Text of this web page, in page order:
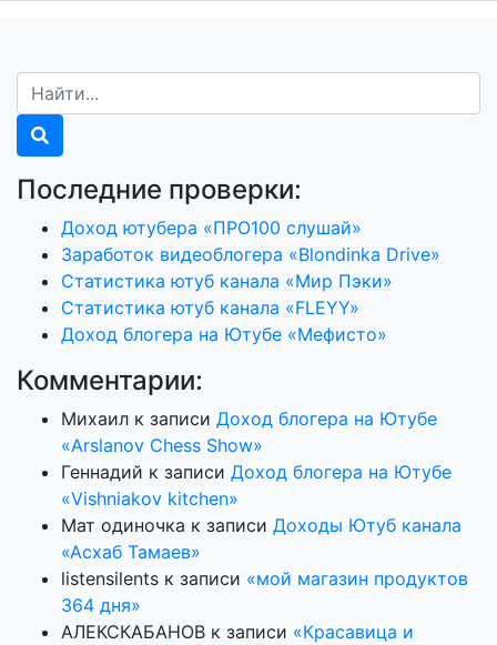
Последние проверки:
Доход ютубера «ПРО100 слушай»
Заработок видеоблогера «Blondinka Drive»
Статистика ютуб канала «Мир Пэки»
Статистика ютуб канала «FLEYY»
Доход блогера на Ютубе «Мефисто»
Комментарии:
Михаил к записи Доход блогера на Ютубе
«Arslanov Chess Show»
Геннадий к записи Доход блогера на Ютубе
«Vishniakov kitchen»
Мат одиночка к записи Доходы Ютуб канала
«Асхаб Тамаев»
listensilents к записи «мой магазин продуктов
364 дня»
АЛЕКСКАБАНОВ к записи «Красавица и